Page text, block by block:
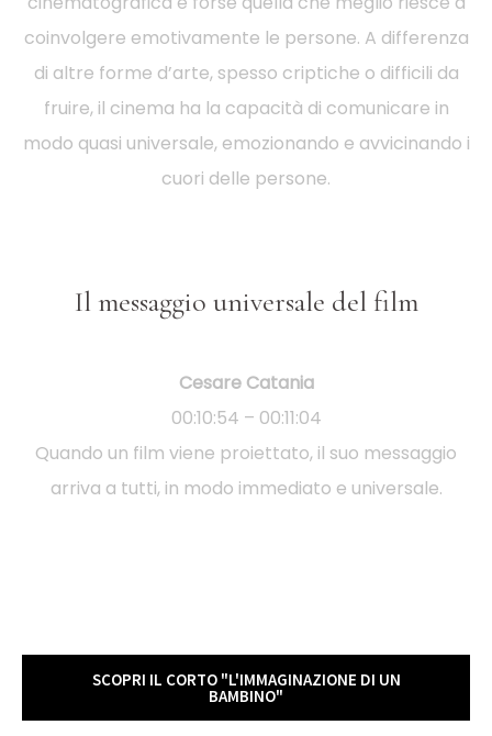
coinvolgere emotivamente le persone. A differenza
di altre forme d’arte, spesso criptiche o difficili da
fruire, il cinema ha la capacità di comunicare in
modo quasi universale, emozionando e avvicinando i
cuori delle persone.
Il messaggio universale del film
Cesare Catania
00:10:54 – 00:11:04
Quando un film viene proiettato, il suo messaggio
arriva a tutti, in modo immediato e universale.
SCOPRI IL CORTO "L'IMMAGINAZIONE DI UN
BAMBINO"